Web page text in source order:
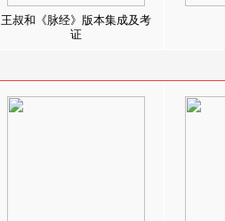
王叔和《脉经》版本集成及考
证